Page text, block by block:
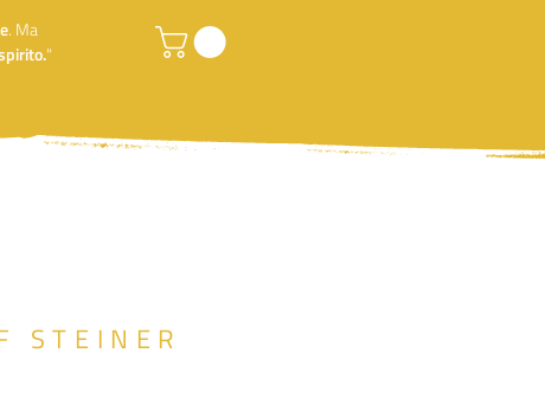
. Ma
"
STEINER